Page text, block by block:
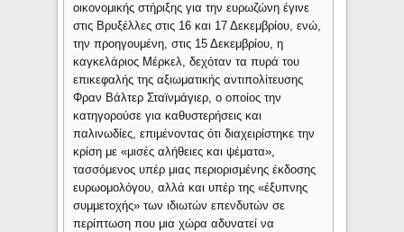
οικονομικής στήριξης για την ευρωζώνη έγινε
στις Βρυξέλλες στις 16 και 17 Δεκεμβρίου, ενώ,
την προηγουμένη, στις 15 Δεκεμβρίου, η
καγκελάριος Μέρκελ, δεχόταν τα πυρά του
επικεφαλής της αξιωματικής αντιπολίτευσης
Φραν Βάλτερ Σταϊνμάγιερ, ο οποίος την
κατηγορούσε για καθυστερήσεις και
παλινωδίες, επιμένοντας ότι διαχειρίστηκε την
κρίση με «μισές αλήθειες και ψέματα»,
τασσόμενος υπέρ μιας περιορισμένης έκδοσης
ευρωομολόγου, αλλά και υπέρ της «έξυπνης
συμμετοχής» των ιδιωτών επενδυτών σε
περίπτωση που μια χώρα αδυνατεί να